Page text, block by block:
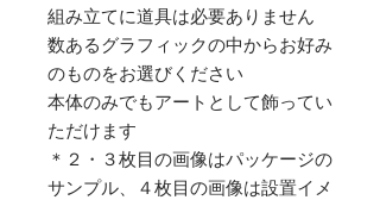
組み立てに道具は必要ありません
数あるグラフィックの中からお好み
のものをお選びください
本体のみでもアートとして飾ってい
ただけます
＊２・３枚目の画像はパッケージの
サンプル、４枚目の画像は設置イメ